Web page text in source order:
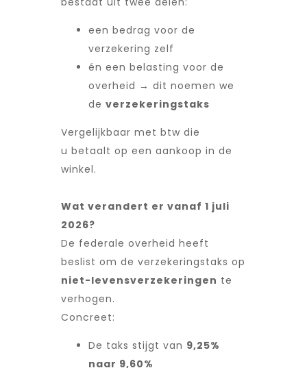
een bedrag voor de
verzekering zelf
én een belasting voor de
overheid → dit noemen we
de verzekeringstaks
Vergelijkbaar met btw die
u betaalt op een aankoop in de
winkel.
Wat verandert er vanaf 1 juli
2026?
De federale overheid heeft
beslist om de verzekeringstaks op
niet-levensverzekeringen te
verhogen.
Concreet:
De taks stijgt van 9,25%
naar 9,60%